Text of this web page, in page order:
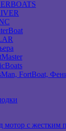
FortBoat,
мотор с жестким